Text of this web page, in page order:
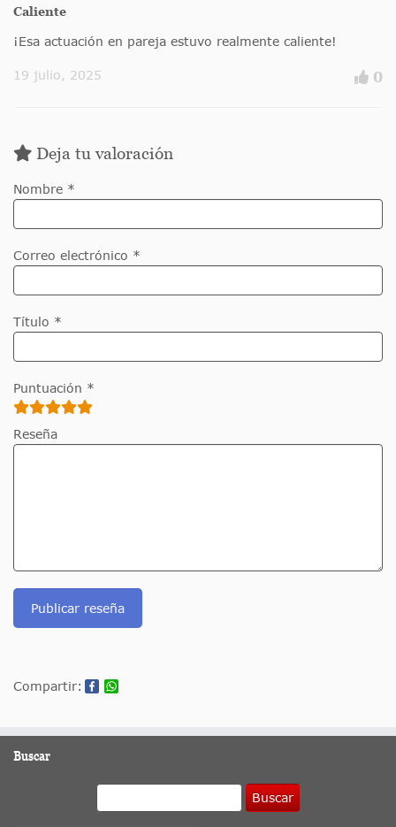
Caliente
¡Esa actuación en pareja estuvo realmente caliente!
19 julio, 2025 0
Deja tu valoración
Nombre *
Correo electrónico *
Título *
Puntuación *
Reseña
Publicar reseña
Compartir:
Buscar
Buscar